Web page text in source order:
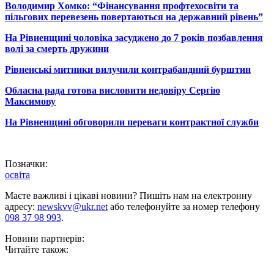
Володимир Хомко: “Фінансування профтехосвіти та
пільгових перевезень повертаються на державний рівень”
На Рівненщині чоловіка засуджено до 7 років позбавлення
волі за смерть дружини
Рівненські митники вилучили контрабандний бурштин
Обласна рада готова висловити недовіру Сергію
Максимову
На Рівненщині обговорили переваги контрактної служби
Позначки:
освіта
Маєте важливі і цікаві новини? Пишіть нам на електронну
адресу: newskvv@ukr.netабо телефонуйте за номер телефону
098 37 98 993.
Новини партнерів:
Читайте також: